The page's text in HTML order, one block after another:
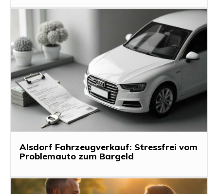
Alsdorf Fahrzeugverkauf: Stressfrei vom
Problemauto zum Bargeld